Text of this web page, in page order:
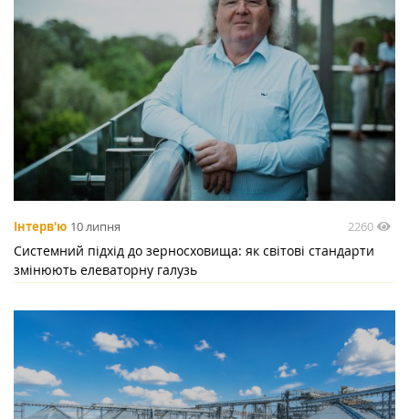
Інтерв'ю 10 липня 2260
Системний підхід до зерносховища: як світові стандарти
змінюють елеваторну галузь